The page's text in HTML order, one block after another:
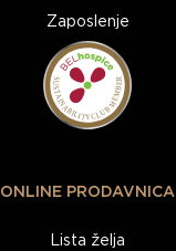
Zaposlenje
ONLINE PRODAVNICA
Lista želja